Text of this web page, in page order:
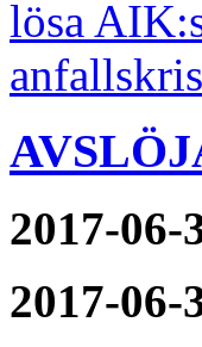
2017-06-
2017-06-